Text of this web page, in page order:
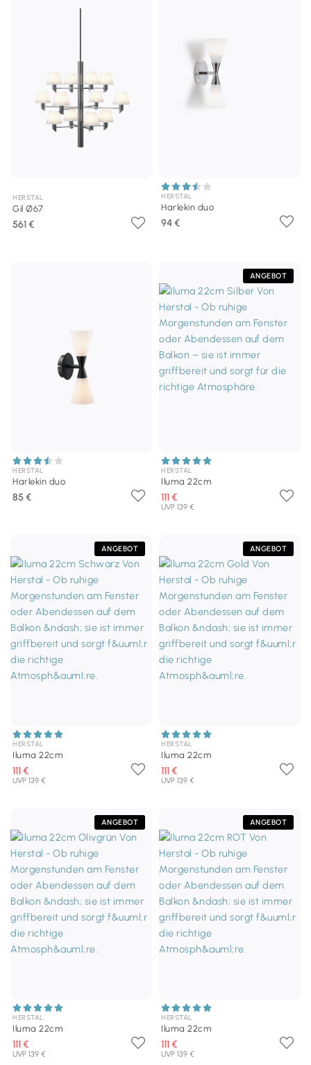
HERSTAL
Gil Ø67
561 €
HERSTAL
Harlekin duo
94 €
HERSTAL
Harlekin duo
85 €
ANGEBOT
HERSTAL
Iluma 22cm
111 €
UVP 139 €
ANGEBOT
HERSTAL
Iluma 22cm
111 €
UVP 139 €
ANGEBOT
HERSTAL
Iluma 22cm
111 €
UVP 139 €
ANGEBOT
HERSTAL
Iluma 22cm
111 €
UVP 139 €
ANGEBOT
HERSTAL
Iluma 22cm
111 €
UVP 139 €